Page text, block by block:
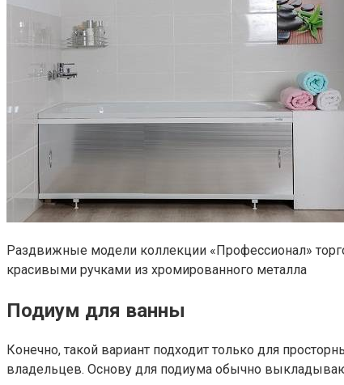
Раздвижные модели коллекции «Профессионал»
красивыми ручками из хромированного металла
Подиум для ванны
Конечно, такой вариант подходит только для
владельцев. Основу для подиума обычно